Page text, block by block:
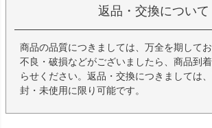
返品・交換について
商品の品質につきましては、万全を期して
不良・破損などがございましたら、商品到
らせください。返品・交換につきましては
封・未使用に限り可能です。